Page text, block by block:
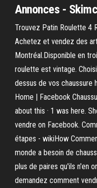
Annonces -
Trouvez Patin Roulette 4
Achetez et vendez des
Montréal.Disponible en
roulette est vintage.
dessus de vos chaussure
Home | Facebook
about this · 1 was here.
vendre on Facebook.
étapes - wikiHow
monde a besoin de
plus de paires qu'ils n'en
demandez comment